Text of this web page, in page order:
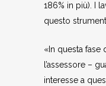
186% in più). I
questo
«In questa fase
l’assessore –
interesse a